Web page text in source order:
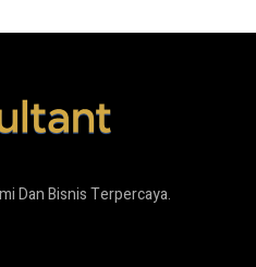
Dan Bisnis Terpercaya.